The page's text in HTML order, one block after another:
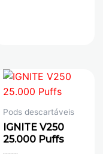
Pods descartáveis
IGNITE V250
25.000 Puffs